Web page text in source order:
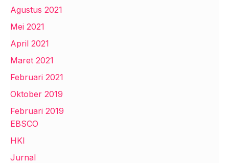
Agustus 2021
Mei 2021
April 2021
Maret 2021
Februari 2021
Oktober 2019
Februari 2019
EBSCO
HKI
Jurnal